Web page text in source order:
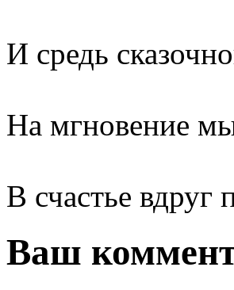
И средь
На мгновение
В счастье
Ваш